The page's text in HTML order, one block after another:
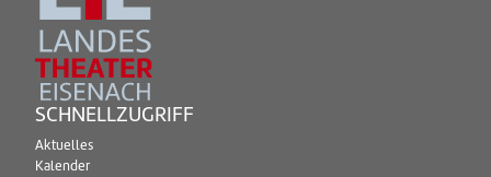
SCHNELLZUGRIFF
Aktuelles
Kalender